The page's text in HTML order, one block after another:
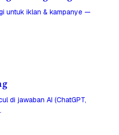
untuk iklan & kampanye —
di jawaban AI (ChatGPT,